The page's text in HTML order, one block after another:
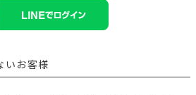
いお客様